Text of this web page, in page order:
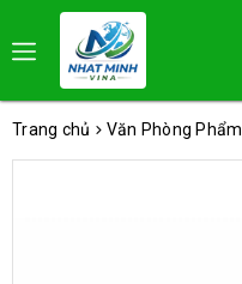
Trang chủ Văn Phòng Phẩm